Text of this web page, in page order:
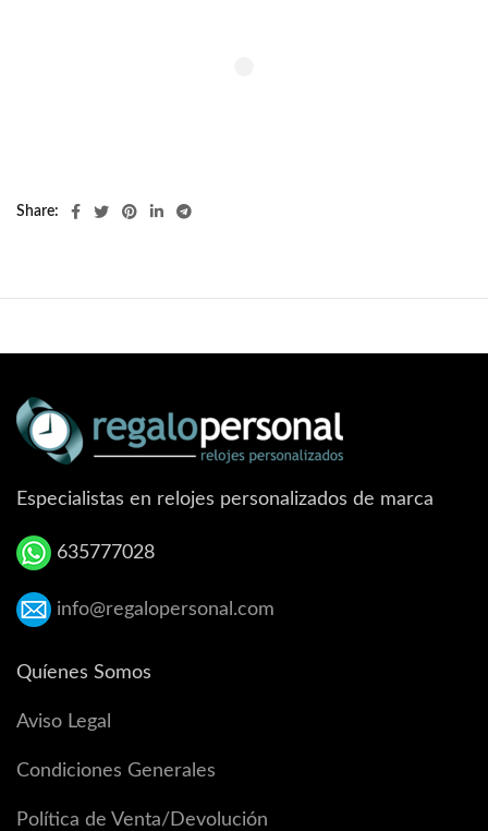
Share
Especialistas en relojes personalizados de marca
635777028
info@regalopersonal.com
Quíenes Somos
Aviso Legal
Condiciones Generales
Política de Venta/Devolución